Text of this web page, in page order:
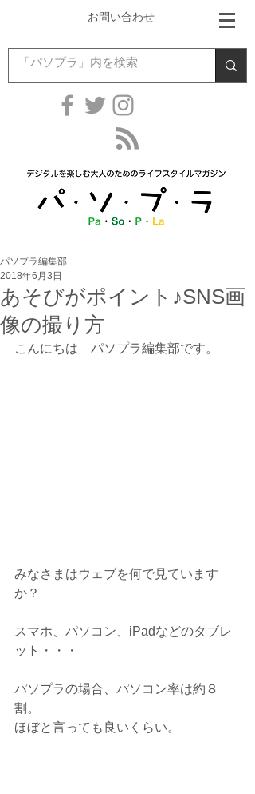
お問い合わせ
あそびがポイント♪SNS画
像の撮り方
パソプラ編集部
2018年6月3日
こんにちは　パソプラ編集部です。
みなさまはウェブを何で見ています
か？
スマホ、パソコン、iPadなどのタブレ
ット・・・
パソプラの場合、パソコン率は約８
割。
ほぼと言っても良いくらい。